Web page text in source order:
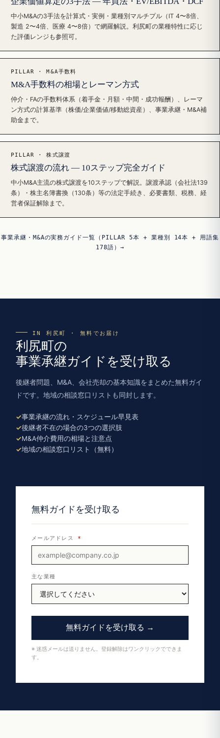
中小M&Aの3手法を計算式・実例・業種別マルチプル（IT 4〜8倍、
製造 2〜4倍、医療 4〜8倍）で網羅解説。利尻町の業種特性に応じ
た評価レンジも参照可。
PILLAR · M&A手数料
M&A手数料の相場とレーマン方式
仲介・FAの手数料体系（着手金・月額・中間・成功報酬）、レーマ
ン方式の計算基準（株価/企業価値/移動総資産）、事業承継・M&A補
助金まで。
PILLAR · 株式譲渡
株式譲渡の流れ — 10ステップ完全ガイド
中小M&A主流の株式譲渡を10ステップで解説。譲渡承認（会社法139
条）・株主名簿書換（130条）等の法定手続き、必要書類、税務、経
営者保証解除まで。
事業承継・M&Aの実務ガイド一覧（PILLAR 5本 + 業種別 14本 + 用語集
178語）→
IN 利尻町 · 無料でお届け
利尻町の
事業承継ガイドを受け取る
後継者問題、M&A、会社売却の基本知識をまとめた無料ガイ
ドです。地域の相談窓口リストも同封します。
事業承継の流れ・スケジュール早見表
後継者不在の場合の3つの選択肢
M&A仲介費用の相場と注意点
地域の相談窓口リスト（無料）
無料ガイドを受け取る
メールアドレス *
主な業種
無料ガイドを受け取る →
※ 迷惑メールは送りません。登録解除はワンクリックでできま
す。